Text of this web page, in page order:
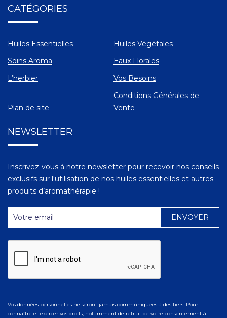
CATÉGORIES
Huiles Essentielles
Huiles Végétales
Soins Aroma
Eaux Florales
L’herbier
Vos Besoins
Plan de site
Conditions Générales de
Vente
NEWSLETTER
Inscrivez-vous à notre newsletter pour recevoir nos conseils
exclusifs sur l'utilisation de nos huiles essentielles et autres
produits d’aromathérapie !
Vos données personnelles ne seront jamais communiquées à des tiers. Pour
connaître et exercer vos droits, notamment de retrait de votre consentement à